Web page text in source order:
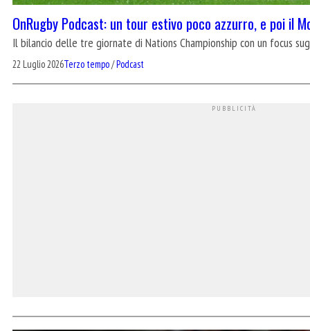
OnRugby Podcast: un tour estivo poco azzurro, e poi il
Il bilancio delle tre giornate di Nations Championship con un focus
22 Luglio 2026Terzo tempo/Podcast